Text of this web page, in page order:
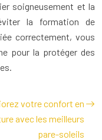
soigneusement et la
la formation de
correctement, vous
pour la protéger des
votre confort en
avec les meilleurs
pare-soleils